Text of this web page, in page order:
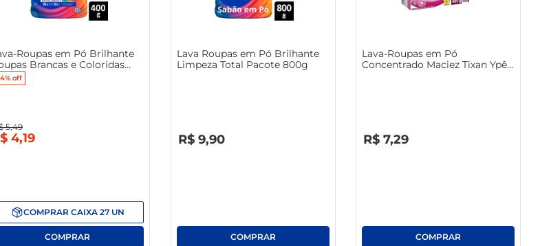
Roupas em Pó Brilhante
Brancas e Coloridas
Profunda 400g
off
5,49
4,19
COMPRAR CAIXA 27 UN
Lava Roupas em Pó Brilhante
Limpeza Total Pacote 800g
R$ 9,90
Lava-Roupas em Pó
Concentrado Maciez Tixan Ypê
R$ 7,29